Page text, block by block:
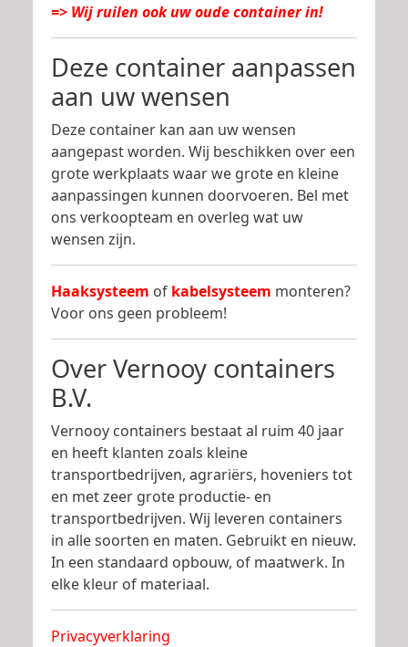
=> Wij ruilen ook uw oude container in!
Deze container aanpassen
aan uw wensen
Deze container kan aan uw wensen
aangepast worden. Wij beschikken over een
grote werkplaats waar we grote en kleine
aanpassingen kunnen doorvoeren. Bel met
ons verkoopteam en overleg wat uw
wensen zijn.
Haaksysteem of kabelsysteem monteren?
Voor ons geen probleem!
Over Vernooy containers
B.V.
Vernooy containers bestaat al ruim 40 jaar
en heeft klanten zoals kleine
transportbedrijven, agrariërs, hoveniers tot
en met zeer grote productie- en
transportbedrijven. Wij leveren containers
in alle soorten en maten. Gebruikt en nieuw.
In een standaard opbouw, of maatwerk. In
elke kleur of materiaal.
Privacyverklaring